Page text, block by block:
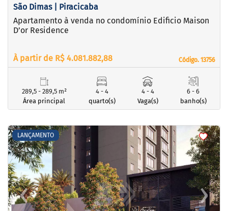
São Dimas | Piracicaba
Código. 13756
Código. 13756
Apartamento à venda no condomínio Edificio Maison
D’or Residence
À partir de R$ 4.081.882,88
289,5 - 289,5 m²
Área principal
4 - 4
quarto(s)
4 - 4
Vaga(s)
6 - 6
banho(s)
LANÇAMENTO
<<<<
‹Previous ›Next